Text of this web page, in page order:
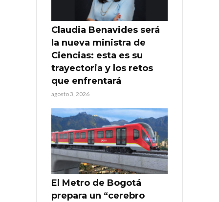
Claudia Benavides será
la nueva ministra de
Ciencias: esta es su
trayectoria y los retos
que enfrentará
agosto 3, 2026
El Metro de Bogotá
prepara un “cerebro